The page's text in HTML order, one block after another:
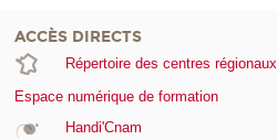
ACCÈS DIRECTS
Répertoire des centres régionaux
Espace numérique de formation
Handi'Cnam